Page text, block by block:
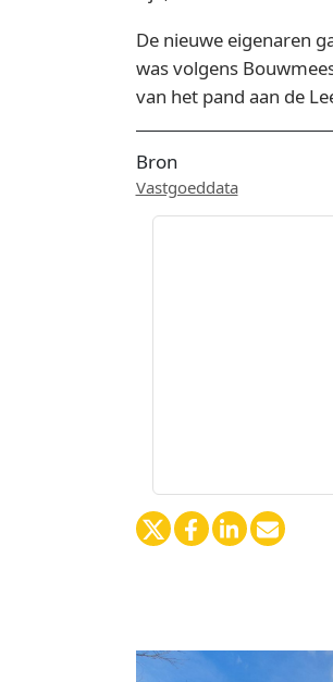
De nieuwe eigenaren
was volgens
van het pand aan de
Bron
Vastgoeddata